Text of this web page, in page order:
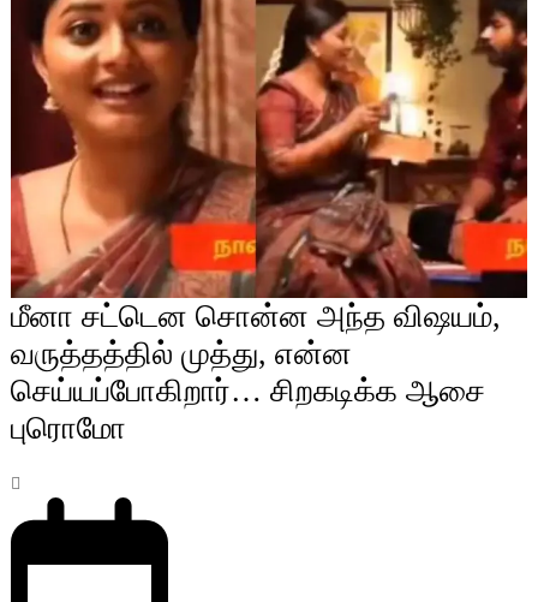
மீனா சட்டென சொன்ன அந்த விஷயம்,
வருத்தத்தில் முத்து, என்ன
செய்யப்போகிறார்… சிறகடிக்க ஆசை
புரொமோ